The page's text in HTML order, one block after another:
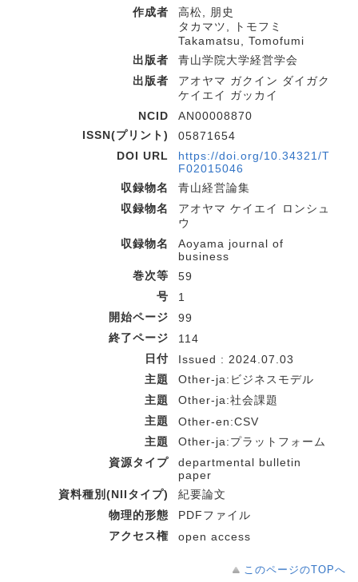
作成者
高松, 朋史
タカマツ, トモフミ
Takamatsu, Tomofumi
出版者
青山学院大学経営学会
出版者
アオヤマ ガクイン ダイガク
ケイエイ ガッカイ
NCID
AN00008870
ISSN(プリント)
05871654
DOI URL
https://doi.org/10.34321/T
F02015046
収録物名
青山経営論集
収録物名
アオヤマ ケイエイ ロンシュ
ウ
収録物名
Aoyama journal of
business
巻次等
59
号
1
開始ページ
99
終了ページ
114
日付
Issued : 2024.07.03
主題
Other-ja:ビジネスモデル
主題
Other-ja:社会課題
主題
Other-en:CSV
主題
Other-ja:プラットフォーム
資源タイプ
departmental bulletin
paper
資料種別(NIIタイプ)
紀要論文
物理的形態
PDFファイル
アクセス権
open access
このページのTOPへ